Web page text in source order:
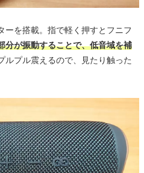
ーを搭載。指で軽く押すとフニフ
分が振動することで、低音域を補
ルプル震えるので、見たり触った